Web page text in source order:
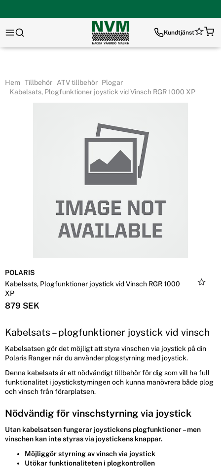
Kundtjänst
Hem Tillbehör ATV tillbehör Plogar
Kabelsats, Plogfunktioner joystick vid Vinsch RGR 1000 XP
POLARIS
Kabelsats, Plogfunktioner joystick vid Vinsch RGR 1000
XP
879 SEK
Kabelsats – plogfunktioner joystick vid vinsch
Kabelsatsen gör det möjligt att styra vinschen via joystick på din
Polaris Ranger när du använder plogstyrning med joystick.
Denna kabelsats är ett nödvändigt tillbehör för dig som vill ha full
funktionalitet i joystickstyrningen och kunna manövrera både plog
och vinsch från förarplatsen.
Nödvändig för vinschstyrning via joystick
Utan kabelsatsen fungerar joystickens plogfunktioner – men
vinschen kan inte styras via joystickens knappar.
Möjliggör styrning av vinsch via joystick
Utökar funktionaliteten i plogkontrollen